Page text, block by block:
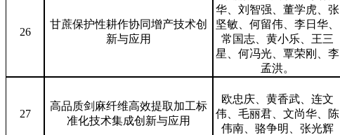
26
甘蔗保护性耕作协同增产技术创
新与应用
华、刘智强、董学虎、张
坚敏、何留伟、李日华、
常国志、黄小乐、王三
星、何冯光、覃荣刚、李
孟洪。
27
高品质剑麻纤维高效提取加工标
准化技术集成创新与应用
欧忠庆、黄香武、连文
伟、毛丽君、文尚华、陈
伟南、骆争明、张光辉